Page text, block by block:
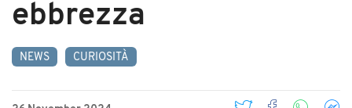
ebbrezza
NEWS CURIOSITÀ